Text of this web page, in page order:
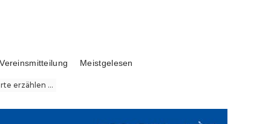
Vereinsmitteilung Meistgelesen
erzählen ...